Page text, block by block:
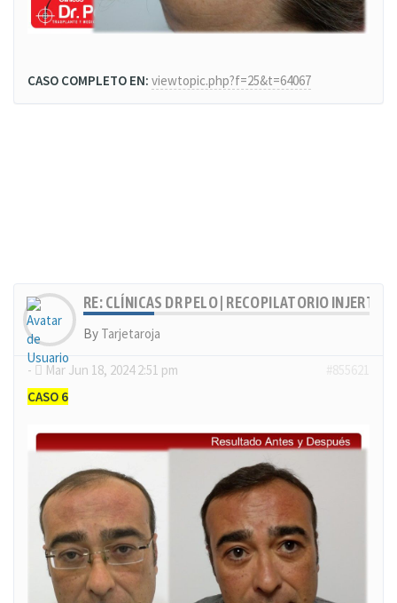
CASO COMPLETO EN: viewtopic.php?f=25&t=64067
RE: CLÍNICAS DR PELO | RECOPILATORIO
By Tarjetaroja
- Mar Jun 18, 2024 2:51 pm
CASO 6